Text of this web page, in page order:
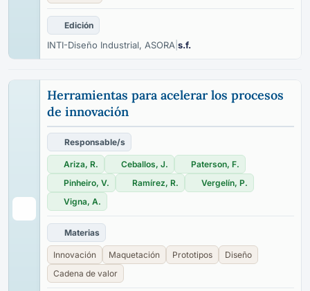
Edición
INTI-Diseño Industrial, ASORA s.f.
Herramientas para acelerar los procesos
de innovación
Responsable/s
Ariza, R. Ceballos, J.
Paterson, F.
Pinheiro, V.
Ramírez, R.
Vergelín, P.
Vigna, A.
Materias
Innovación Maquetación Prototipos
Diseño
Cadena de valor